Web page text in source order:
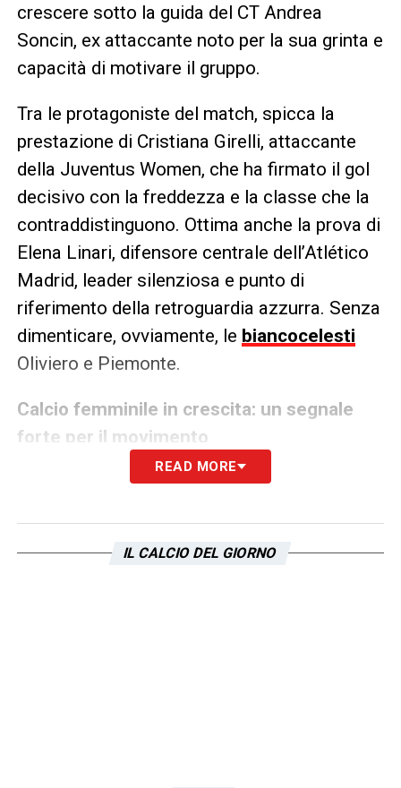
crescere sotto la guida del CT Andrea
Soncin, ex attaccante noto per la sua grinta e
capacità di motivare il gruppo.
Tra le protagoniste del match, spicca la
prestazione di Cristiana Girelli, attaccante
della Juventus Women, che ha firmato il gol
decisivo con la freddezza e la classe che la
contraddistinguono. Ottima anche la prova di
Elena Linari, difensore centrale dell’Atlético
Madrid, leader silenziosa e punto di
riferimento della retroguardia azzurra. Senza
dimenticare, ovviamente, le biancocelesti
Oliviero e Piemonte.
Calcio femminile in crescita: un segnale
forte per il movimento
La vittoria contro la Norvegia non è solo un
evoluzione. Con il sostegno delle istituzioni e
READ MORE
IL CALCIO DEL GIORNO